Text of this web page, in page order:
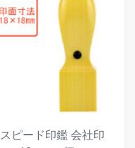
スピード印鑑 会社印